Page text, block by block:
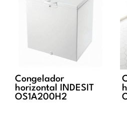
Congelador
horizontal INDESIT
OS1A200H2